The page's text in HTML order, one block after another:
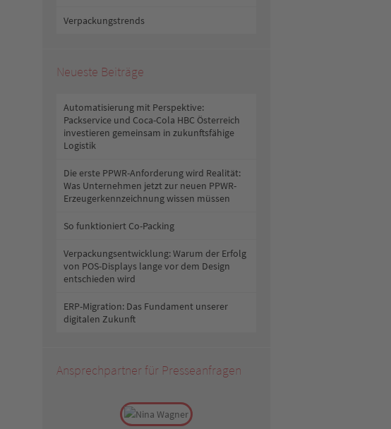
Verpackungstrends
Neueste Beiträge
Automatisierung mit Perspektive:
Packservice und Coca-Cola HBC Österreich
investieren gemeinsam in zukunftsfähige
Logistik
Die erste PPWR-Anforderung wird Realität:
Was Unternehmen jetzt zur neuen PPWR-
Erzeugerkennzeichnung wissen müssen
So funktioniert Co-Packing
Verpackungsentwicklung: Warum der Erfolg
von POS-Displays lange vor dem Design
entschieden wird
ERP-Migration: Das Fundament unserer
digitalen Zukunft
Ansprechpartner für Presseanfragen